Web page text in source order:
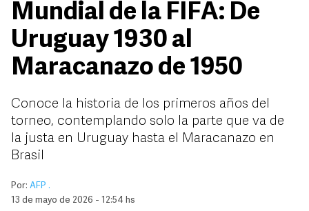
Mundial de la FIFA: De
Uruguay 1930 al
Maracanazo de 1950
Conoce la historia de los primeros años del
torneo, contemplando solo la parte que va de
la justa en Uruguay hasta el Maracanazo en
Brasil
Por: AFP .
13 de mayo de 2026 - 12:54 hs